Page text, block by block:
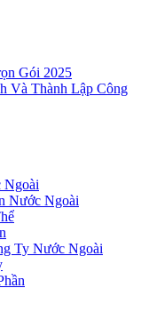
Gói 2025
Và Thành Lập Công
Ngoài
Nước Ngoài
Ty Nước Ngoài